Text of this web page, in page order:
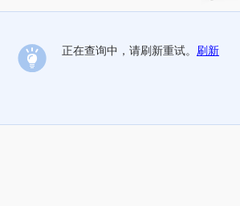
正在查询中，请刷新重试。 刷新